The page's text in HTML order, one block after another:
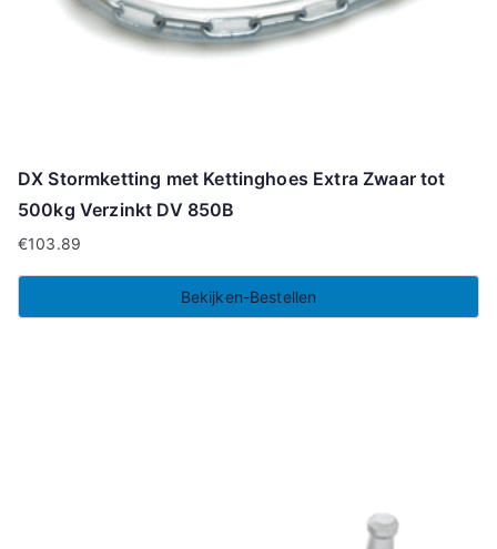
DX Stormketting met Kettinghoes Extra Zwaar tot
500kg Verzinkt DV 850B
€103.89
Bekijken-Bestellen